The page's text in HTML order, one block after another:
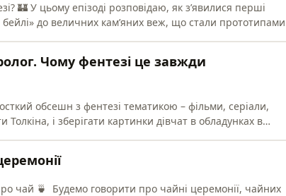
перші
бейлі» до величних кам’яних веж, що стали прототипами
Чому фентезі це завжди
обсешн з фентезі тематикою – фільми, серіали,
Толкіна, і зберігати картинки дівчат в обладунках в
чайних